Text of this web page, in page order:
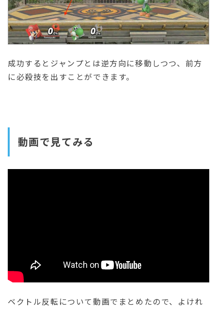
成功するとジャンプとは逆方向に移動しつつ、前方
に必殺技を出すことができます。
動画で見てみる
ベクトル反転について動画でまとめたので、よけれ